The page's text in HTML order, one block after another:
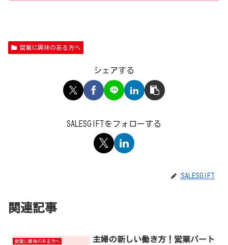
営業に興味のある方へ
シェアする
SALESGIFTをフォローする
SALESGIFT
関連記事
営業に興味のある方へ
主婦の新しい働き方！営業パート